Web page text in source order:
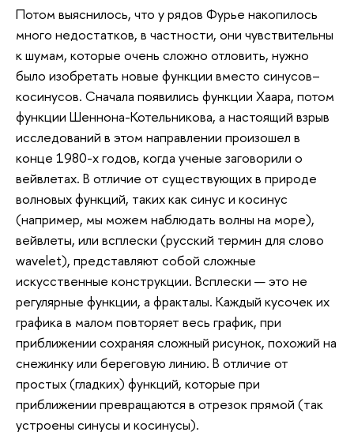
Потом выяснилось, что у рядов Фурье накопилось
много недостатков, в частности, они чувствительны
к шумам, которые очень сложно отловить, нужно
было изобретать новые функции вместо синусов–
косинусов. Сначала появились функции Хаара, потом
функции Шеннона-Котельникова, а настоящий взрыв
исследований в этом направлении произошел в
конце 1980-х годов, когда ученые заговорили о
вейвлетах. В отличие от существующих в природе
волновых функций, таких как синус и косинус
(например, мы можем наблюдать волны на море),
вейвлеты, или всплески (русский термин для слово
wavelet), представляют собой сложные
искусственные конструкции. Всплески — это не
регулярные функции, а фракталы. Каждый кусочек их
графика в малом повторяет весь график, при
приближении сохраняя сложный рисунок, похожий на
снежинку или береговую линию. В отличие от
простых (гладких) функций, которые при
приближении превращаются в отрезок прямой (так
устроены синусы и косинусы).